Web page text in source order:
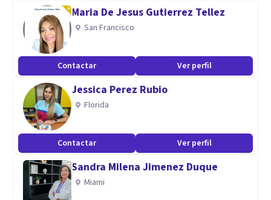
Que tengas un excelente día!
Rodrigo Alvarado
Clínica Amancay
Maria De Jesus Gutierrez Tellez
San Francisco
Contactar Ver perfil
Jessica Perez Rubio
Florida
Contactar Ver perfil
Sandra Milena Jimenez Duque
Miami